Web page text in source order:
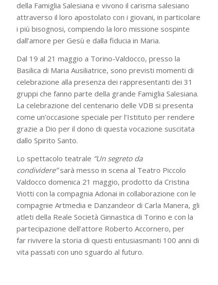
della Famiglia Salesiana e vivono il carisma salesiano
attraverso il loro apostolato con i giovani, in particolare
i più bisognosi, compiendo la loro missione sospinte
dall’amore per Gesù e dalla fiducia in Maria.
Dal 19 al 21 maggio a Torino-Valdocco, presso la
Basilica di Maria Ausiliatrice, sono previsti momenti di
celebrazione alla presenza dei rappresentanti dei 31
gruppi che fanno parte della grande Famiglia Salesiana.
La celebrazione del centenario delle VDB si presenta
come un’occasione speciale per l’Istituto per rendere
grazie a Dio per il dono di questa vocazione suscitata
dallo Spirito Santo.
Lo spettacolo teatrale “Un segreto da
condividere”sarà messo in scena al Teatro Piccolo
Valdocco domenica 21 maggio, prodotto da Cristina
Viotti con la compagnia Adonai in collaborazione con le
compagnie Artmedia e Danzandeor di Carla Manera, gli
atleti della Reale Società Ginnastica di Torino e con la
partecipazione dell’attore Roberto Accornero, per
far rivivere la storia di questi entusiasmanti 100 anni di
vita passati con uno sguardo al futuro.